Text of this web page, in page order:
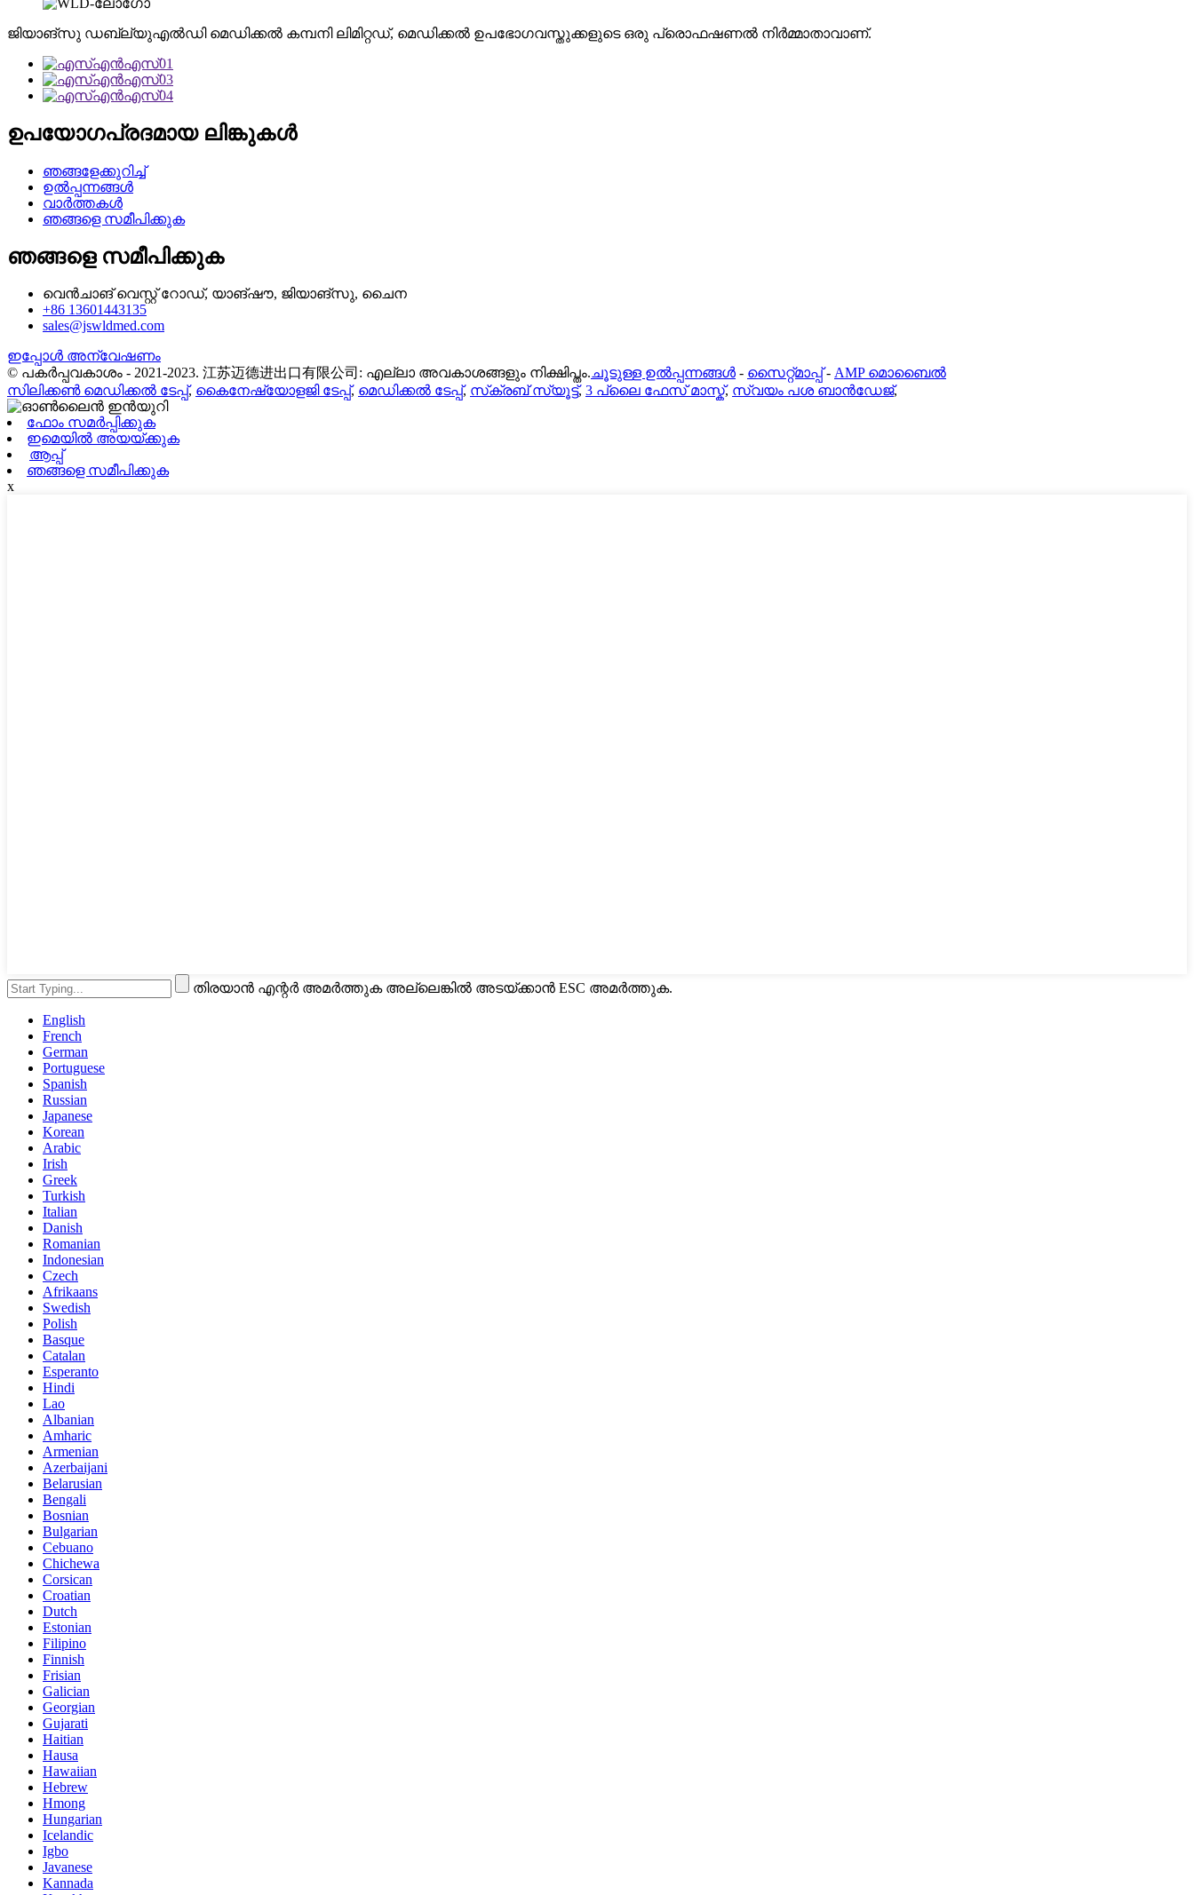
ജിയാങ്‌സു ഡബ്ല്യുഎൽഡി മെഡിക്കൽ കമ്പനി ലിമിറ്റഡ്, മെഡിക്കൽ ഉപഭോഗവസ്തുക്കളുടെ ഒരു പ്രൊഫഷണൽ നിർമ്മാതാവാണ്.
ഉപയോഗപ്രദമായ ലിങ്കുകൾ
ഞങ്ങളേക്കുറിച്ച്
ഉൽപ്പന്നങ്ങൾ
വാർത്തകൾ
ഞങ്ങളെ സമീപിക്കുക
ഞങ്ങളെ സമീപിക്കുക
വെൻചാങ് വെസ്റ്റ് റോഡ്, യാങ്‌ഷൗ, ജിയാങ്‌സു, ചൈന
+86 13601443135
sales@jswldmed.com
ഇപ്പോൾ അന്വേഷണം
© പകർപ്പവകാശം - 2021-2023. 江苏迈德进出口有限公司: എല്ലാ അവകാശങ്ങളും നിക്ഷിപ്തം.ചൂടുള്ള ഉൽപ്പന്നങ്ങൾ - സൈറ്റ്മാപ്പ്- AMP മൊബൈൽ
സിലിക്കൺ മെഡിക്കൽ ടേപ്പ്, കൈനേഷ്യോളജി ടേപ്പ്, മെഡിക്കൽ ടേപ്പ്, സ്‌ക്രബ് സ്യൂട്ട്, 3 പ്ലൈ ഫേസ് മാസ്ക്, സ്വയം പശ ബാൻഡേജ്,
ഫോം സമർപ്പിക്കുക
ഇമെയിൽ അയയ്ക്കുക
ആപ്പ്
ഞങ്ങളെ സമീപിക്കുക
x
തിരയാൻ എന്റർ അമർത്തുക അല്ലെങ്കിൽ അടയ്ക്കാൻ ESC അമർത്തുക.
English
French
German
Portuguese
Spanish
Russian
Japanese
Korean
Arabic
Irish
Greek
Turkish
Italian
Danish
Romanian
Indonesian
Czech
Afrikaans
Swedish
Polish
Basque
Catalan
Esperanto
Hindi
Lao
Albanian
Amharic
Armenian
Azerbaijani
Belarusian
Bengali
Bosnian
Bulgarian
Cebuano
Chichewa
Corsican
Croatian
Dutch
Estonian
Filipino
Finnish
Frisian
Galician
Georgian
Gujarati
Haitian
Hausa
Hawaiian
Hebrew
Hmong
Hungarian
Icelandic
Igbo
Javanese
Kannada